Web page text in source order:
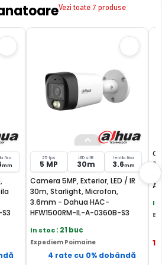
/ IR Cut Fillter)
IL-A-0280B-S3-DIP are
Vezi toate 7 produse
fixa
mm
25 fps
5 MP
LED si IR
30m
lentila fixa
3.6mm
Camera 5MP, Exterior, LED / IR
30m, Starlight, Microfon,
3.6mm - Dahua HAC-
HFW1500RM-IL-A-0360B-S3
In stoc: 21 buc
Expediem Poimaine
4 rate cu 0% dobândă
-
In